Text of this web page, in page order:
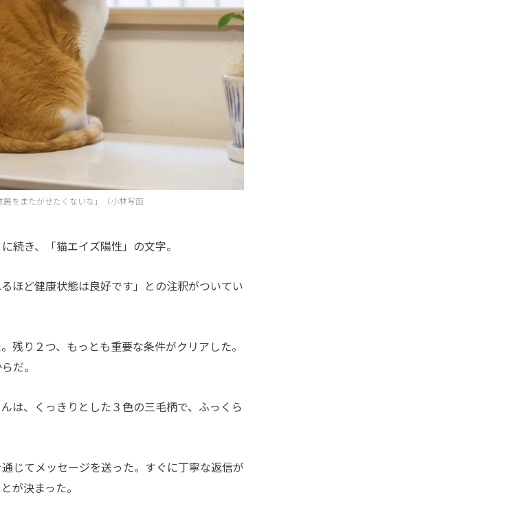
居をまたがせたくないな」（小林写函
続き、「猫エイズ陽性」の文字。
ほど健康状態は良好です」との注釈がついてい
り２つ、もっとも重要な条件がクリアした。
だ。
は、くっきりとした３色の三毛柄で、ふっくら
じてメッセージを送った。すぐに丁寧な返信が
が決まった。